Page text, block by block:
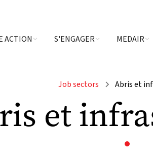
ACTION S'ENGAGER MEDAIR
Job sectors Abris et
et